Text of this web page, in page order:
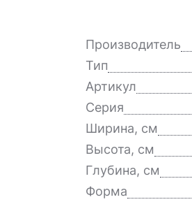
Производитель
Тип
Артикул
Серия
Ширина, см
Высота, см
Глубина, см
Форма